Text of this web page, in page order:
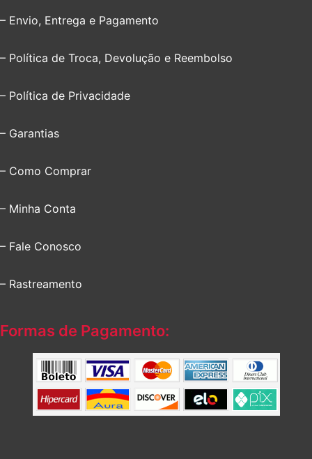
– Envio, Entrega e Pagamento
– Política de Troca, Devolução e Reembolso
– Política de Privacidade
– Garantias
– Como Comprar
– Minha Conta
– Fale Conosco
– Rastreamento
Formas de Pagamento: